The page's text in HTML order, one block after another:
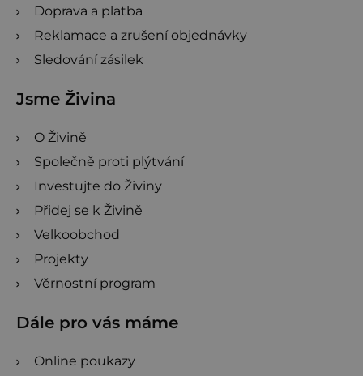
Doprava a platba
Reklamace a zrušení objednávky
Sledování zásilek
Jsme Živina
O Živině
Společně proti plýtvání
Investujte do Živiny
Přidej se k Živině
Velkoobchod
Projekty
Věrnostní program
Dále pro vás máme
Online poukazy